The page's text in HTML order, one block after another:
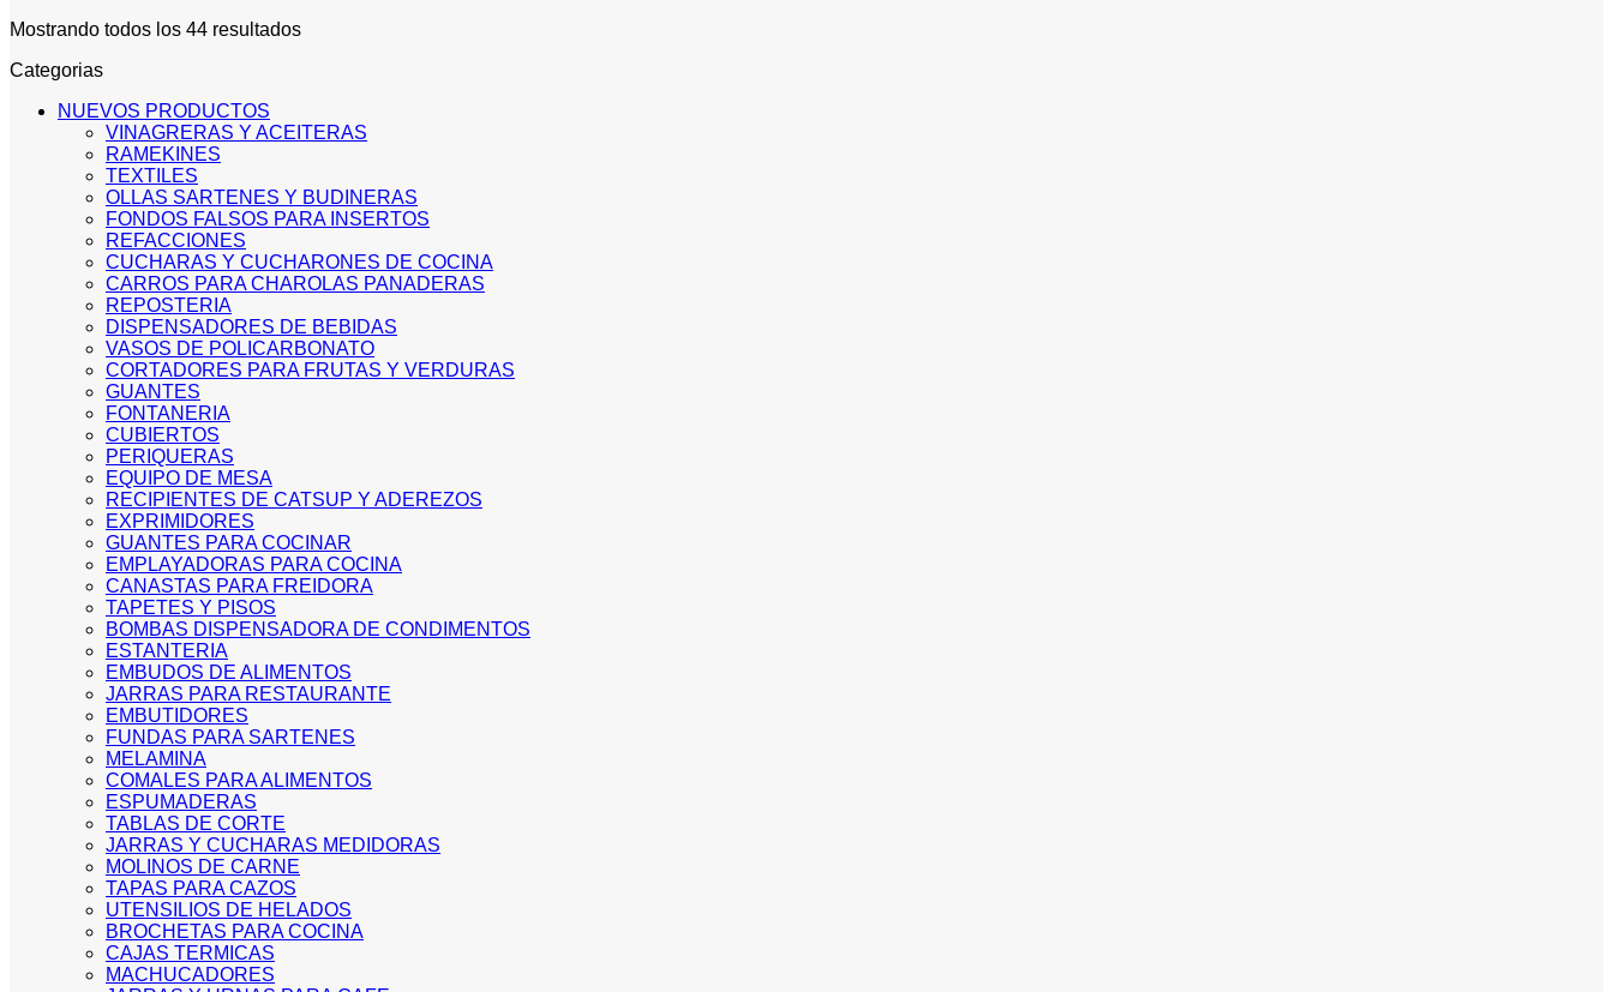
Mostrando todos los 44 resultadosSorted
high
Categorias
NUEVOS PRODUCTOS
VINAGRERAS Y ACEITERAS
RAMEKINES
TEXTILES
OLLAS SARTENES Y BUDINERAS
FONDOS FALSOS PARA INSERTOS
REFACCIONES
CUCHARAS Y CUCHARONES DE COCINA
CARROS PARA CHAROLAS PANADERAS
REPOSTERIA
DISPENSADORES DE BEBIDAS
VASOS DE POLICARBONATO
CORTADORES PARA FRUTAS Y VERDURAS
GUANTES
FONTANERIA
CUBIERTOS
PERIQUERAS
EQUIPO DE MESA
RECIPIENTES DE CATSUP Y ADEREZOS
EXPRIMIDORES
GUANTES PARA COCINAR
EMPLAYADORAS PARA COCINA
CANASTAS PARA FREIDORA
TAPETES Y PISOS
BOMBAS DISPENSADORA DE CONDIMENTOS
ESTANTERIA
EMBUDOS DE ALIMENTOS
JARRAS PARA RESTAURANTE
EMBUTIDORES
FUNDAS PARA SARTENES
MELAMINA
COMALES PARA ALIMENTOS
ESPUMADERAS
TABLAS DE CORTE
JARRAS Y CUCHARAS MEDIDORAS
MOLINOS DE CARNE
TAPAS PARA CAZOS
UTENSILIOS DE HELADOS
BROCHETAS PARA COCINA
CAJAS TERMICAS
MACHUCADORES